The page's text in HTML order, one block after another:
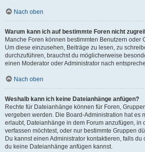
Nach oben
Warum kann ich auf bestimmte Foren nicht
Manche Foren können bestimmten Benutzern oder
Um diese einzusehen, Beiträge zu lesen, zu
durchzuführen, brauchst du möglicherweise
einen Moderator oder Administrator nach
Nach oben
Weshalb kann ich keine Dateianhänge anfügen?
Rechte für Dateianhänge können für Foren,
vergeben werden. Die Board-Administration hat es
erlaubt, Dateianhänge in dem Forum anzufügen, in
verfassen möchtest, oder nur bestimmte Gruppen
Du kannst einen Administrator kontaktieren, falls du
du keine Dateianhänge anfügen kannst.